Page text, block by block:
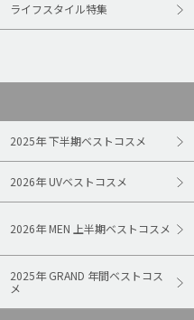
ライフスタイル特集
2025年 下半期ベストコスメ
2026年 UVベストコスメ
2026年 MEN 上半期ベストコスメ
2025年 GRAND 年間ベストコス
メ